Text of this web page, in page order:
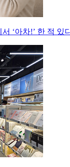
‘아차!’ 한 적 있